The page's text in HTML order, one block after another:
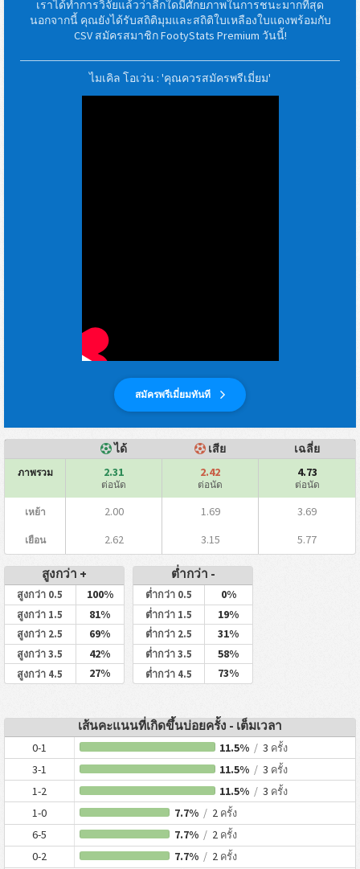
เราได้ทำการวิจัยแล้วว่าลีกใดมีศักยภาพในการชนะมากที่สุด
นอกจากนี้ คุณยังได้รับสถิติมุมและสถิติใบเหลืองใบแดงพร้อมกับ
CSV สมัครสมาชิก FootyStats Premium วันนี้!
สมัครพรีเมี่ยมทันที
ไมเคิล โอเว่น : 'คุณควรสมัครพรีเมี่ยม'
ได้ เสีย เฉลี่ย
ภาพรวม 2.31
ต่อนัด
2.42
ต่อนัด
4.73
ต่อนัด
เหย้า 2.00 1.69 3.69
เยือน 2.62 3.15 5.77
สูงกว่า +
สูงกว่า 0.5 100%
สูงกว่า 1.5 81%
สูงกว่า 2.5 69%
สูงกว่า 3.5 42%
สูงกว่า 4.5 27%
ต่ำกว่า -
ต่ำกว่า 0.5 0%
ต่ำกว่า 1.5 19%
ต่ำกว่า 2.5 31%
ต่ำกว่า 3.5 58%
ต่ำกว่า 4.5 73%
เส้นคะแนนที่เกิดขึ้นบ่อยครั้ง - เต็มเวลา
0-1 11.5% / 3 ครั้ง
3-1 11.5% / 3 ครั้ง
1-2 11.5% / 3 ครั้ง
1-0 7.7% /2 ครั้ง
6-5 7.7% /2 ครั้ง
0-2 7.7% /2 ครั้ง